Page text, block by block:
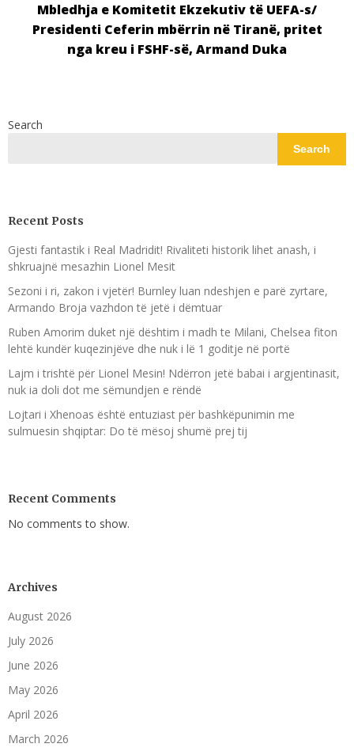
Mbledhja e Komitetit Ekzekutiv të UEFA-s/
Presidenti Ceferin mbërrin në Tiranë, pritet
nga kreu i FSHF-së, Armand Duka
Search
Search
Recent Posts
Gjesti fantastik i Real Madridit! Rivaliteti historik lihet anash, i
shkruajnë mesazhin Lionel Mesit
Sezoni i ri, zakon i vjetër! Burnley luan ndeshjen e parë zyrtare,
Armando Broja vazhdon të jetë i dëmtuar
Ruben Amorim duket një dështim i madh te Milani, Chelsea fiton
lehtë kundër kuqezinjëve dhe nuk i lë 1 goditje në portë
Lajm i trishtë për Lionel Mesin! Ndërron jetë babai i argjentinasit,
nuk ia doli dot me sëmundjen e rëndë
Lojtari i Xhenoas është entuziast për bashkëpunimin me
sulmuesin shqiptar: Do të mësoj shumë prej tij
Recent Comments
No comments to show.
Archives
August 2026
July 2026
June 2026
May 2026
April 2026
March 2026